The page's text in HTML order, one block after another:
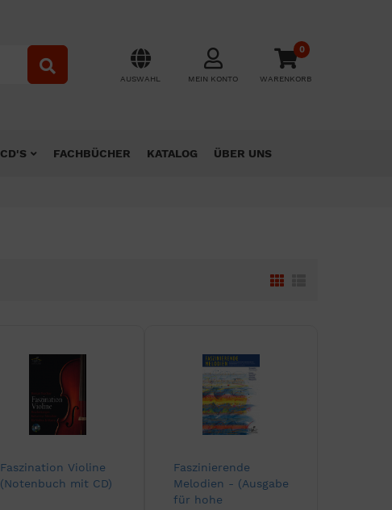
AUSWAHL MEIN KONTO
0
WARENKORB
CD'S FACHBÜCHER KATALOG ÜBER UNS
Faszination Violine
(Notenbuch mit CD)
Faszinierende
Melodien - (Ausgabe
für hohe